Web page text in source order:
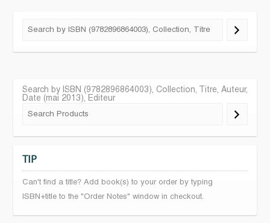
Search by ISBN (9782896864003), Collection, Titre, Auteur,
Date (mai 2013), Editeur
TIP
Can't find a title? Add book(s) to your order by typing
ISBN+title to the "Order Notes" window in checkout.